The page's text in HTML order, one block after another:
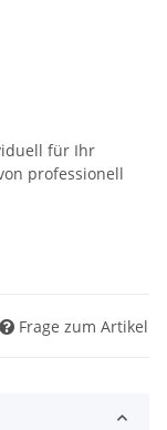
für Ihr
professionell
Frage zum Artikel